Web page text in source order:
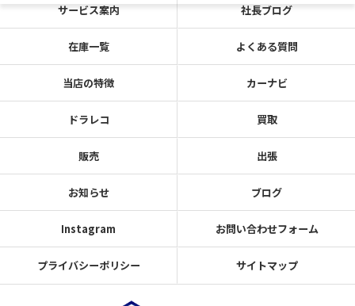
サービス案内 社長ブログ
在庫一覧 よくある質問
当店の特徴 カーナビ
ドラレコ 買取
販売 出張
お知らせ ブログ
Instagram お問い合わせフォーム
プライバシーポリシー サイトマップ